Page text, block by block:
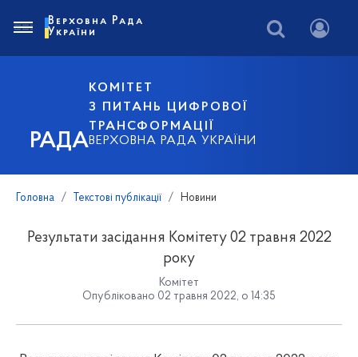
РАДА
КОМІТЕТ
З ПИТАНЬ ЦИФРОВОЇ
ТРАНСФОРМАЦІЇ
ВЕРХОВНА РАДА УКРАЇНИ
Верховна Рада
України
Головна Текстові публікації Новини
Результати засідання Комітету 02 травня 2022
року
Комітет
Опубліковано 02 травня 2022, о 14:35